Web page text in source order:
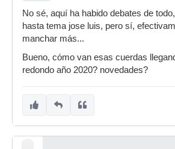
No sé, aquí ha habido debates de
hasta tema jose luis, pero sí,
manchar más...
Bueno, cómo van esas cuerdas
redondo año 2020? novedades?